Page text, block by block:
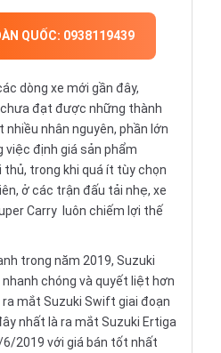
QUỐC: 0938119439
dòng xe mới gần đây,
đạt được những thành
nhiều nhân nguyên, phần lớn
định giá sản phẩm
trong khi quá ít tùy chọn
ở các trận đấu tải nhẹ, xe
Carry luôn chiếm lợi thế
trong năm 2019, Suzuki
chóng và quyết liệt hơn
ra mắt Suzuki Swift giai đoạn
nhất là ra mắt Suzuki Ertiga
2019 với giá bán tốt nhất